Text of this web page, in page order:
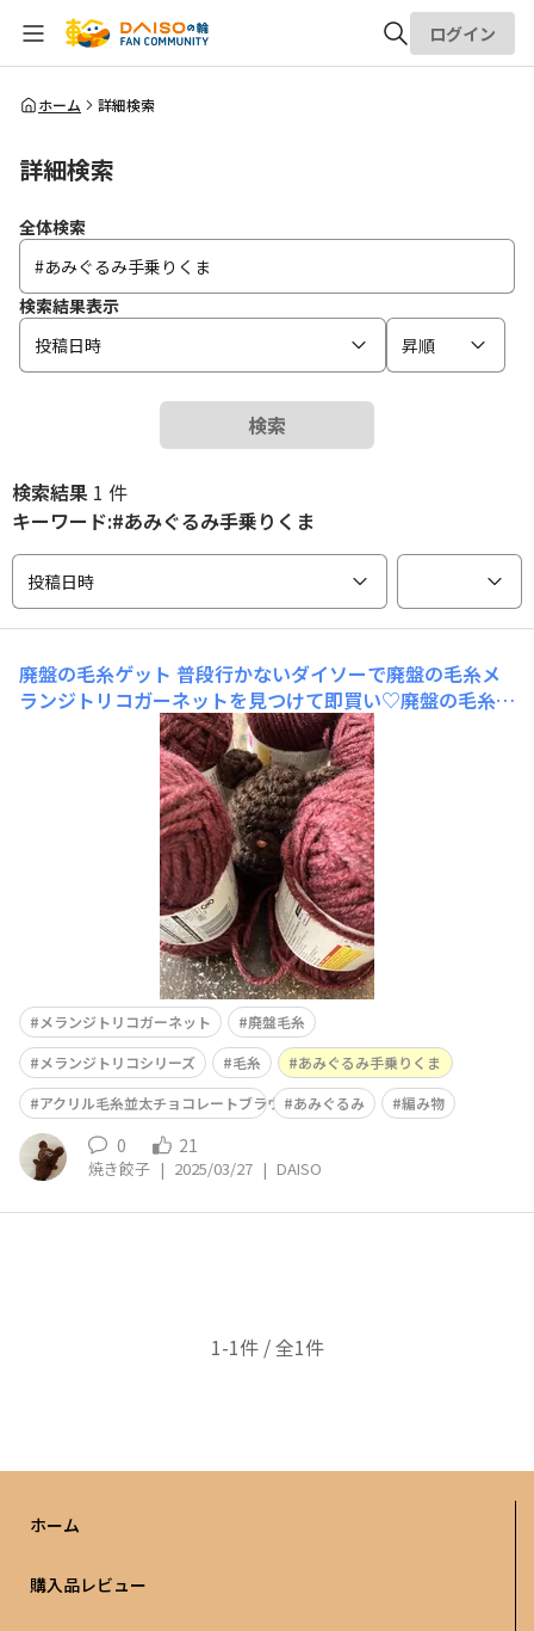
全体検索
ログイン
ホーム 詳細検索
詳細検索
全体検索
検索結果表示
投稿日時
昇順
検索
検索結果 1 件
キーワード:#あみぐるみ手乗りくま
投稿日時
廃盤の毛糸ゲット 普段行かないダイソーで廃盤の毛糸メ
ランジトリコガーネットを見つけて即買い♡廃盤の毛糸に
出会えると、嬉しい♡確か、秋冬毛糸だったきがします。
色味が秋っぽいから🍁素敵な色合い✨ 今年の秋冬、メラ
ンジトリコシリーズはどんな色が発売されるのかな✨✨✨
✨すごくたのしみにしています。メランジトリコシリ
メランジトリコガーネット
廃盤毛糸
メランジトリコシリーズ
毛糸
あみぐるみ手乗りくま
アクリル毛糸並太チョコレートブラウンあみぐるみ 編み物
0 21
焼き餃子 | 2025/03/27 | DAISO
1-1件 / 全1件
ホーム
購入品レビュー